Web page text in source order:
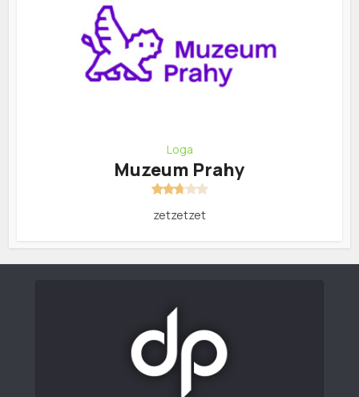
Loga
Muzeum Prahy
zetzetzet